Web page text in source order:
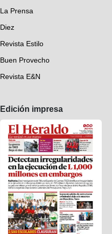
La Prensa
Diez
Revista Estilo
Buen Provecho
Revista E&N
Edición impresa